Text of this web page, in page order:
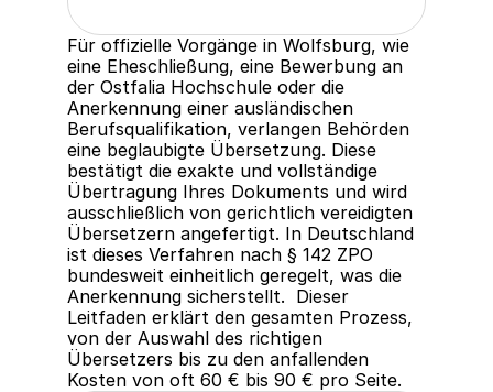
Für offizielle Vorgänge in Wolfsburg, wie
eine Eheschließung, eine Bewerbung an
der Ostfalia Hochschule oder die
Anerkennung einer ausländischen
Berufsqualifikation, verlangen Behörden
eine beglaubigte Übersetzung. Diese
bestätigt die exakte und vollständige
Übertragung Ihres Dokuments und wird
ausschließlich von gerichtlich vereidigten
Übersetzern angefertigt. In Deutschland
ist dieses Verfahren nach § 142 ZPO
bundesweit einheitlich geregelt, was die
Anerkennung sicherstellt.  Dieser
Leitfaden erklärt den gesamten Prozess,
von der Auswahl des richtigen
Übersetzers bis zu den anfallenden
Kosten von oft 60 € bis 90 € pro Seite.